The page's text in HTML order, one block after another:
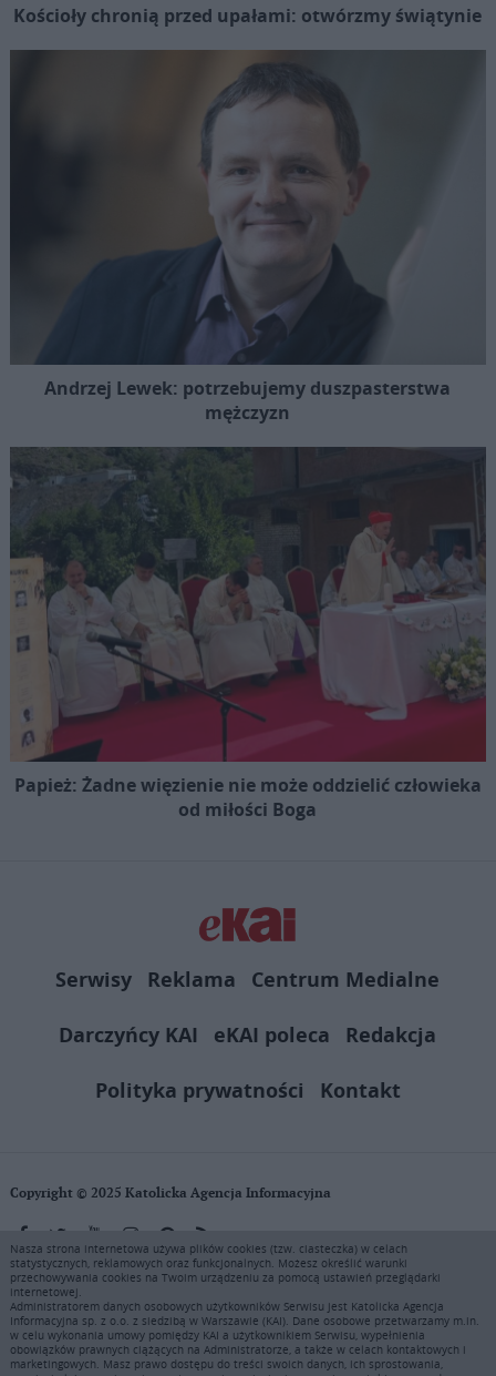
Kościoły chronią przed upałami: otwórzmy świątynie
Andrzej Lewek: potrzebujemy duszpasterstwa
mężczyzn
Papież: Żadne więzienie nie może oddzielić człowieka
od miłości Boga
Serwisy Reklama
Centrum Medialne
Darczyńcy KAI
eKAI poleca
Redakcja
Polityka prywatności
Kontakt
Copyright © 2025 Katolicka Agencja Informacyjna
KAI zastrzega wszelkie prawa do serwisu. Użytkownicy mogą pobierać
i drukować fragmenty zawartości serwisu internetowego www.ekai.pl
wyłącznie do użytku osobistego. Publikacja, rozpowszechnianie
zawartości niniejszego serwisu lub jej sprzedaż (także framing i in.
podobne metody), są bez uprzedniej pisemnej zgody KAI zabronione i
stanowią naruszenie ustaw o prawie autorskim, ochronie baz danych i
Nasza strona internetowa używa plików cookies (tzw. ciasteczka) w celach
statystycznych, reklamowych oraz funkcjonalnych. Możesz określić warunki
przechowywania cookies na Twoim urządzeniu za pomocą ustawień przeglądarki
internetowej.
Administratorem danych osobowych użytkowników Serwisu jest Katolicka Agencja
Informacyjna sp. z o.o. z siedzibą w Warszawie (KAI). Dane osobowe przetwarzamy m.in.
w celu wykonania umowy pomiędzy KAI a użytkownikiem Serwisu, wypełnienia
obowiązków prawnych ciążących na Administratorze, a także w celach kontaktowych i
marketingowych. Masz prawo dostępu do treści swoich danych, ich sprostowania,